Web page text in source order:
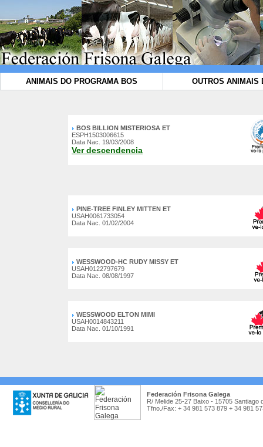
ANIMAIS DO PROGRAMA BOS OUTROS ANIMAIS
BOS BILLION MISTERIOSA ET
ESPH1503006615
Data Nac. 19/03/2008
Ver descendencia
PINE-TREE FINLEY MITTEN ET
USAH0061733054
Data Nac. 01/02/2004
WESSWOOD-HC RUDY MISSY ET
USAH0122797679
Data Nac. 08/08/1997
WESSWOOD ELTON MIMI
USAH0014843211
Data Nac. 01/10/1991
Federación Frisona Galega
R/ Melide 25-27 Baixo - 15705 Santiago
Tfno./Fax: + 34 981 573 879 + 34 981